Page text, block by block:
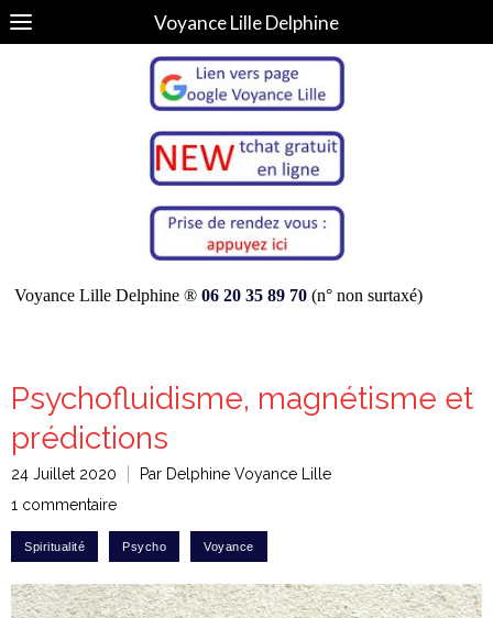
Voyance Lille Delphine
Voyance Lille Delphine ® 06 20 35 89 70 (n° non surtaxé)
Psychofluidisme, magnétisme et
prédictions
24 Juillet 2020
Par Delphine Voyance Lille
1 commentaire